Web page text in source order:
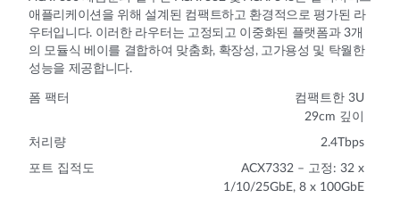
애플리케이션을 위해 설계된 컴팩트하고 환경적으로 평가된 라
우터입니다. 이러한 라우터는 고정되고 이중화된 플랫폼과 3개
의 모듈식 베이를 결합하여 맞춤화, 확장성, 고가용성 및 탁월한
성능을 제공합니다.
폼 팩터
컴팩트한 3U
29cm 깊이
처리량 2.4Tbps
포트 집적도
ACX7332 – 고정: 32 x
1/10/25GbE, 8 x 100GbE